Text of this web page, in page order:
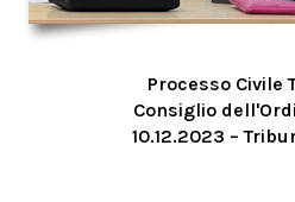
Processo Civile
Consiglio
10.12.2023 –